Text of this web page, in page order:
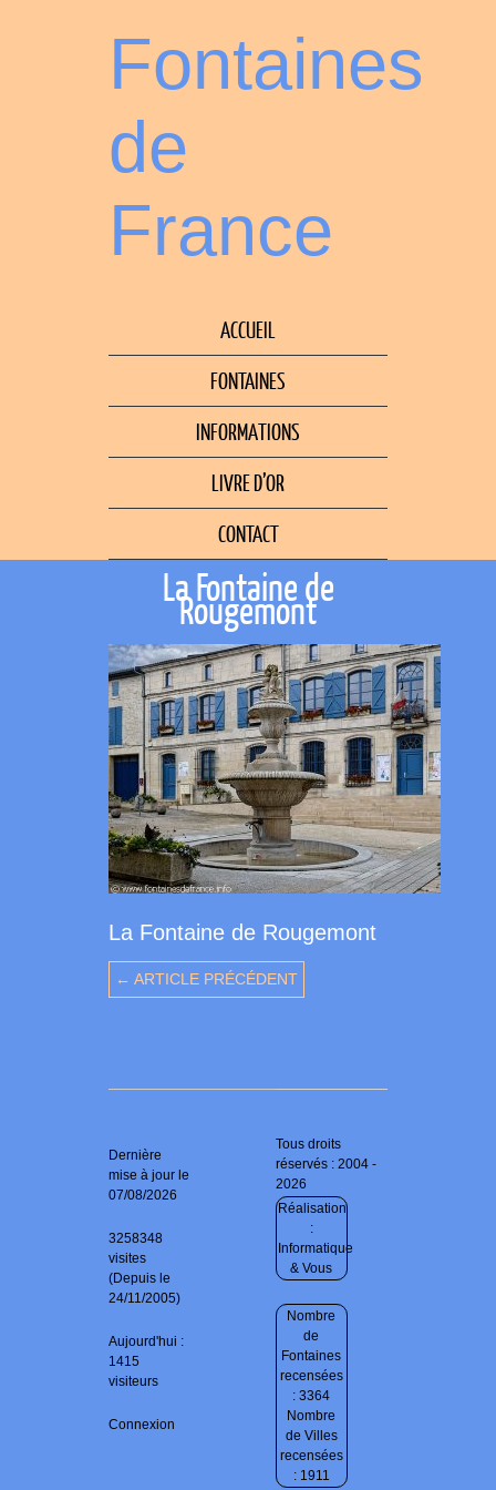
Fontaines
de
France
ACCUEIL
FONTAINES
INFORMATIONS
LIVRE D’OR
CONTACT
La Fontaine de
Rougemont
La Fontaine de Rougemont
← ARTICLE PRÉCÉDENT
Dernière
mise à jour le
07/08/2026
3258348
visites
(Depuis le
24/11/2005)
Aujourd'hui :
1415
visiteurs
Connexion
Tous droits
réservés : 2004 -
2026
Réalisation
:
Informatique
& Vous
Nombre
de
Fontaines
recensées
: 3364
Nombre
de Villes
recensées
: 1911